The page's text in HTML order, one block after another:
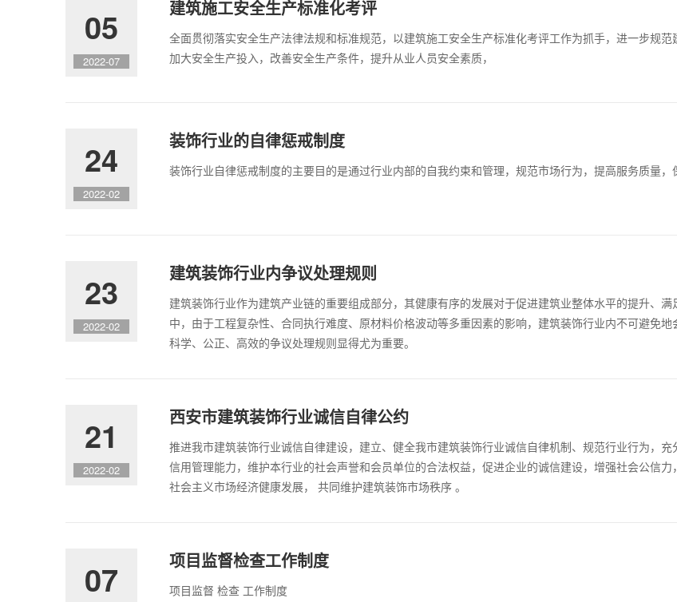
05
2022-07
建筑施工安全生产标准化考评
全面贯彻落实安全生产法律法规和标准规范，以建筑施工安全生产标准化考评工作为抓手，进一步规
加大安全生产投入，改善安全生产条件，提升从业人员安全素质，
24
2022-02
装饰行业的自律惩戒制度
装饰行业自律惩戒制度的主要目的是通过行业内部的自我约束和管理，规范市场行为，提高服务质量，
23
2022-02
建筑装饰行业内争议处理规则
建筑装饰行业作为建筑产业链的重要组成部分，其健康有序的发展对于促进建筑业整体水平的提升、
中，由于工程复杂性、合同执行难度、原材料价格波动等多重因素的影响，建筑装饰行业内不可避免
科学、公正、高效的争议处理规则显得尤为重要。
21
2022-02
西安市建筑装饰行业诚信自律公约
推进我市建筑装饰行业诚信自律建设，建立、健全我市建筑装饰行业诚信自律机制、规范行业行为，
信用管理能力，维护本行业的社会声誉和会员单位的合法权益，促进企业的诚信建设，增强社会公信
社会主义市场经济健康发展， 共同维护建筑装饰市场秩序 。
07 项目监督检查工作制度
项目监督 检查 工作制度